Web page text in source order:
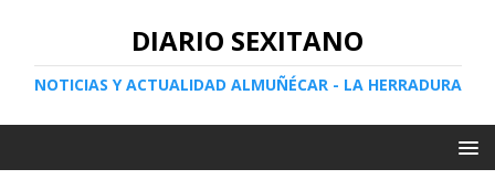
DIARIO SEXITANO
NOTICIAS Y ACTUALIDAD ALMUÑÉCAR - LA HERRADURA